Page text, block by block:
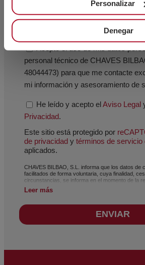
Personalizar
Denegar
Acepto el uso de mis datos
personal técnico de CHAVES
48044473) para que me contacte
mi información y asesoramiento de
He leído y acepto elAviso Legal
Privacidad.
Este sitio está protegido por
de privacidad y términos de servicio
aplicados.
CHAVES BILBAO, S.L. informa que los datos de
facilitados de forma voluntaria, cuya finalidad,
circunstancias, se informa en el momento de la
carácter personal, si bien, según el caso
alguna de las siguientes, la atención a su
clientes, contabilidad y facturación o envío de
medios electrónicos, de noticias y actividades
absolutamente confidenciales y serán tratados
Leer más
ENVIAR